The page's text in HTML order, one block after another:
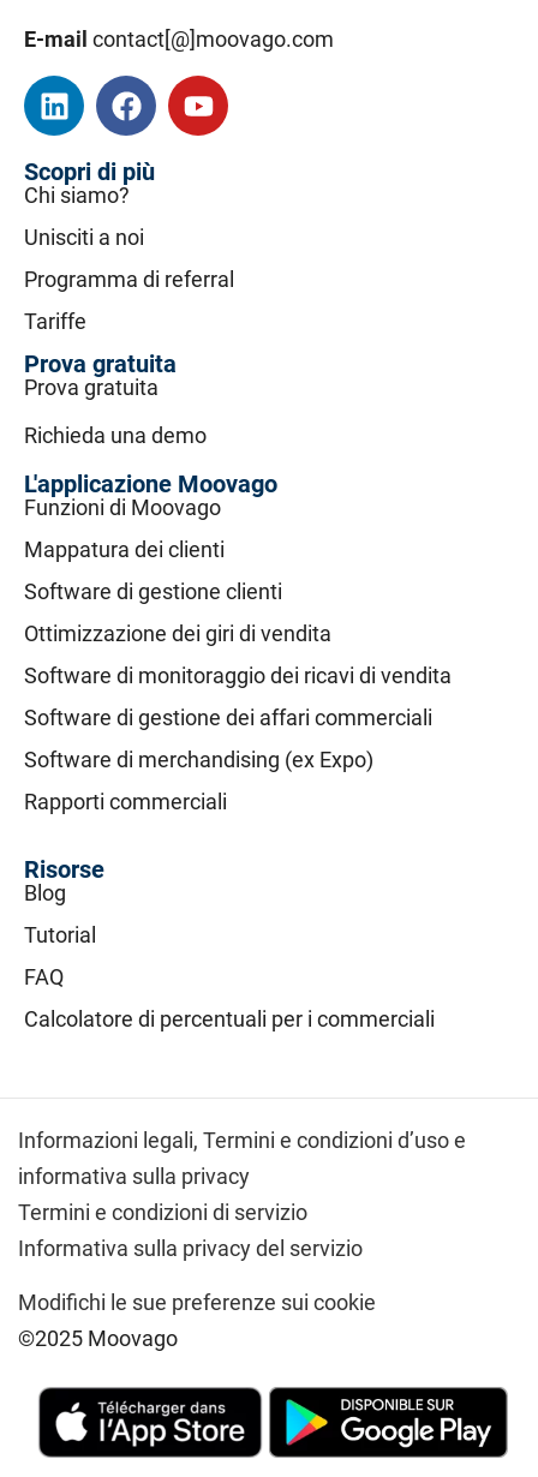
E-mail contact[@]moovago.com
Scopri di più
Chi siamo?
Unisciti a noi
Programma di referral
Tariffe
Prova gratuita
Prova gratuita
Richieda una demo
L'applicazione Moovago
Funzioni di Moovago
Mappatura dei clienti
Software di gestione clienti
Ottimizzazione dei giri di vendita
Software di monitoraggio dei ricavi di vendita
Software di gestione dei affari commerciali
Software di merchandising (ex Expo)
Rapporti commerciali
Risorse
Blog
Tutorial
FAQ
Calcolatore di percentuali per i commerciali
Informazioni legali, Termini e condizioni d’uso e
informativa sulla privacy
Termini e condizioni di servizio
Informativa sulla privacy del servizio
Modifichi le sue preferenze sui cookie
©2025 Moovago